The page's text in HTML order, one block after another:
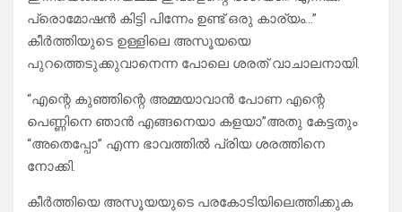
പ്രൊമോഷൻ കിട്ടി പിന്നേം ഉണ്ട്‌ ഒരു കാര്യം…”
കീർത്തിയുടെ ഉള്ളിലെ അസൂയയെ
പുറത്തെടുക്കുവാനെന്ന പോലെ ശരത് വാചാലനായി.
“എന്റെ കുഞ്ഞിന്റെ അമ്മയാവാൻ പോണ എന്റെ
പെണ്ണിനെ ഞാൻ എങ്ങനെയാ കളയാ”അതു കേട്ടതും
“അതെപ്പോ” എന്ന ഭാവത്തിൽ പ്രിയ ശരത്തിനെ
നോക്കി.
കീർത്തിയെ അസൂയയുടെ പരകോടിയിലെത്തിക്കുക